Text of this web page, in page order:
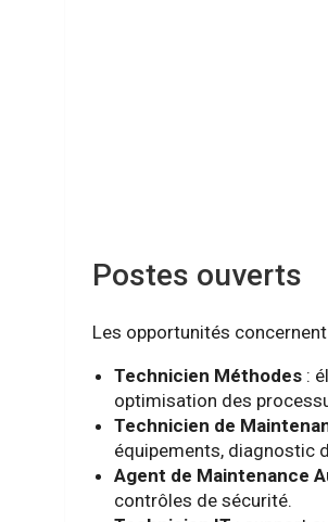
Postes ouverts
Les opportunités
Technicien Méthodes :
optimisation des
Technicien de
équipements, diagnostic
Agent de Maintenance
contrôles de sécurité.